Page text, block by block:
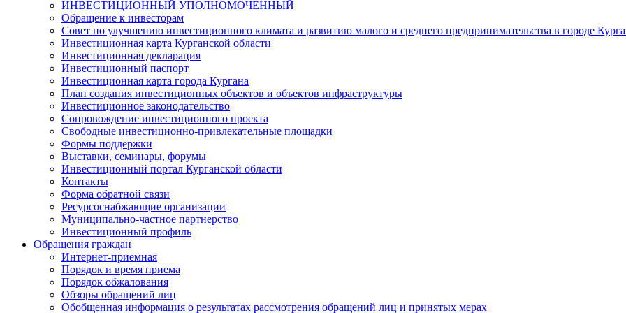
ИНВЕСТИЦИОННЫЙ УПОЛНОМОЧЕННЫЙ
Обращение к инвесторам
Совет по улучшению инвестиционного климата и развитию малого и среднего предпринимательства в городе
Инвестиционная карта Курганской области
Инвестиционная декларация
Инвестиционный паспорт
Инвестиционная карта города Кургана
План создания инвестиционных объектов и объектов инфраструктуры
Инвестиционное законодательство
Сопровождение инвестиционного проекта
Свободные инвестиционно-привлекательные площадки
Формы поддержки
Выставки, семинары, форумы
Инвестиционный портал Курганской области
Контакты
Форма обратной связи
Ресурсоснабжающие организации
Муниципально-частное партнерство
Инвестиционный профиль
Обращения граждан
Интернет-приемная
Порядок и время приема
Порядок обжалования
Обзоры обращений лиц
Обобщенная информация о результатах рассмотрения обращений лиц и принятых мерах